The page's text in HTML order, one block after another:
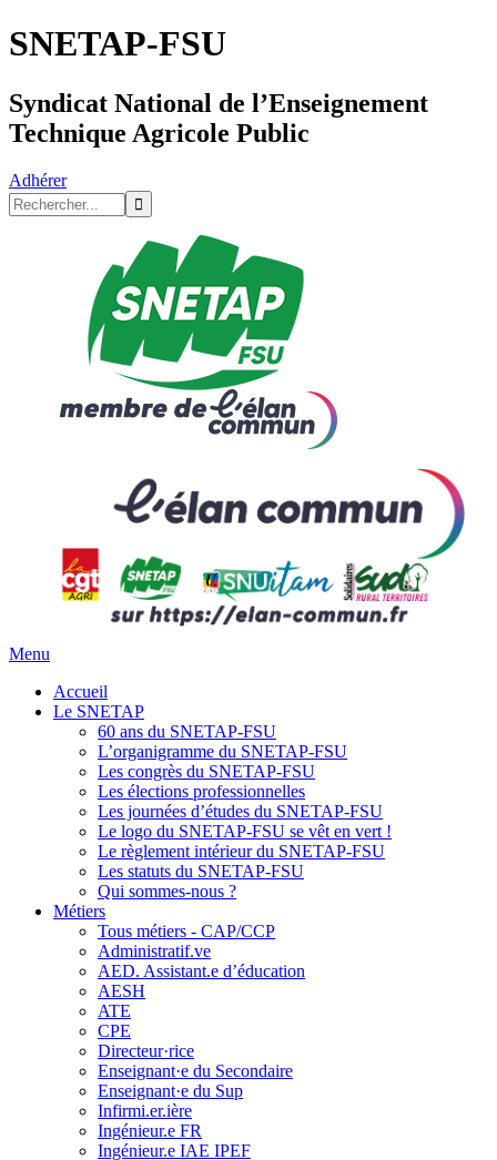
SNETAP-FSU
Syndicat National de l’Enseignement
Technique Agricole Public
Adhérer
Menu
Accueil
Le SNETAP
60 ans du SNETAP-FSU
L’organigramme du SNETAP-FSU
Les congrès du SNETAP-FSU
Les élections professionnelles
Les journées d’études du SNETAP-FSU
Le logo du SNETAP-FSU se vêt en vert !
Le règlement intérieur du SNETAP-FSU
Les statuts du SNETAP-FSU
Qui sommes-nous ?
Métiers
Tous métiers - CAP/CCP
Administratif.ve
AED. Assistant.e d’éducation
AESH
ATE
CPE
Directeur·rice
Enseignant·e du Secondaire
Enseignant·e du Sup
Infirmi.er.ière
Ingénieur.e FR
Ingénieur.e IAE IPEF